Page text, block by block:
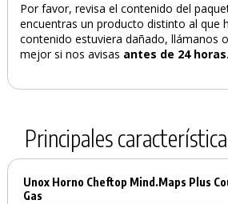
Por favor, revisa el contenido del
encuentras un producto distinto al que
contenido estuviera dañado, llámanos
mejor si nos avisas antes de 24 horas.
Principales
Unox Horno Cheftop Mind.Maps Plus
Gas